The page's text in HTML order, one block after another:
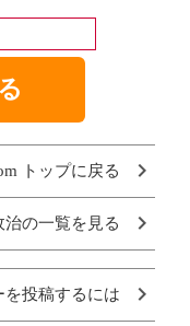
トップに戻る
治の一覧を見る
を投稿するには